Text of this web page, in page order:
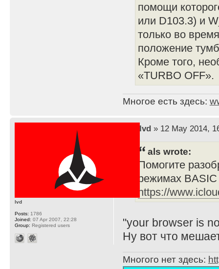
помощи
или D103.3) и
только во
положение
Кроме того,
«TURBO OFF».
Многое есть здесь:
lvd» 12 May 2014,
als wrote:
Помогите
режимах
https://
"your browser is
Ну вот что
Многого нет здесь:
lvd
Posts: 1786
Joined: 07 Apr 2007, 22:28
Group: Registered users